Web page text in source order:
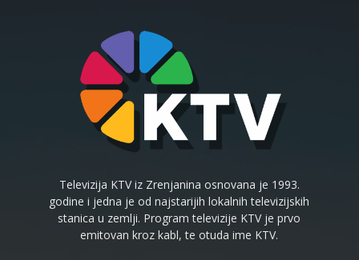
Televizija KTV iz Zrenjanina osnovana je 1993.
godine i jedna je od najstarijih lokalnih televizijskih
stanica u zemlji. Program televizije KTV je prvo
emitovan kroz kabl, te otuda ime KTV.